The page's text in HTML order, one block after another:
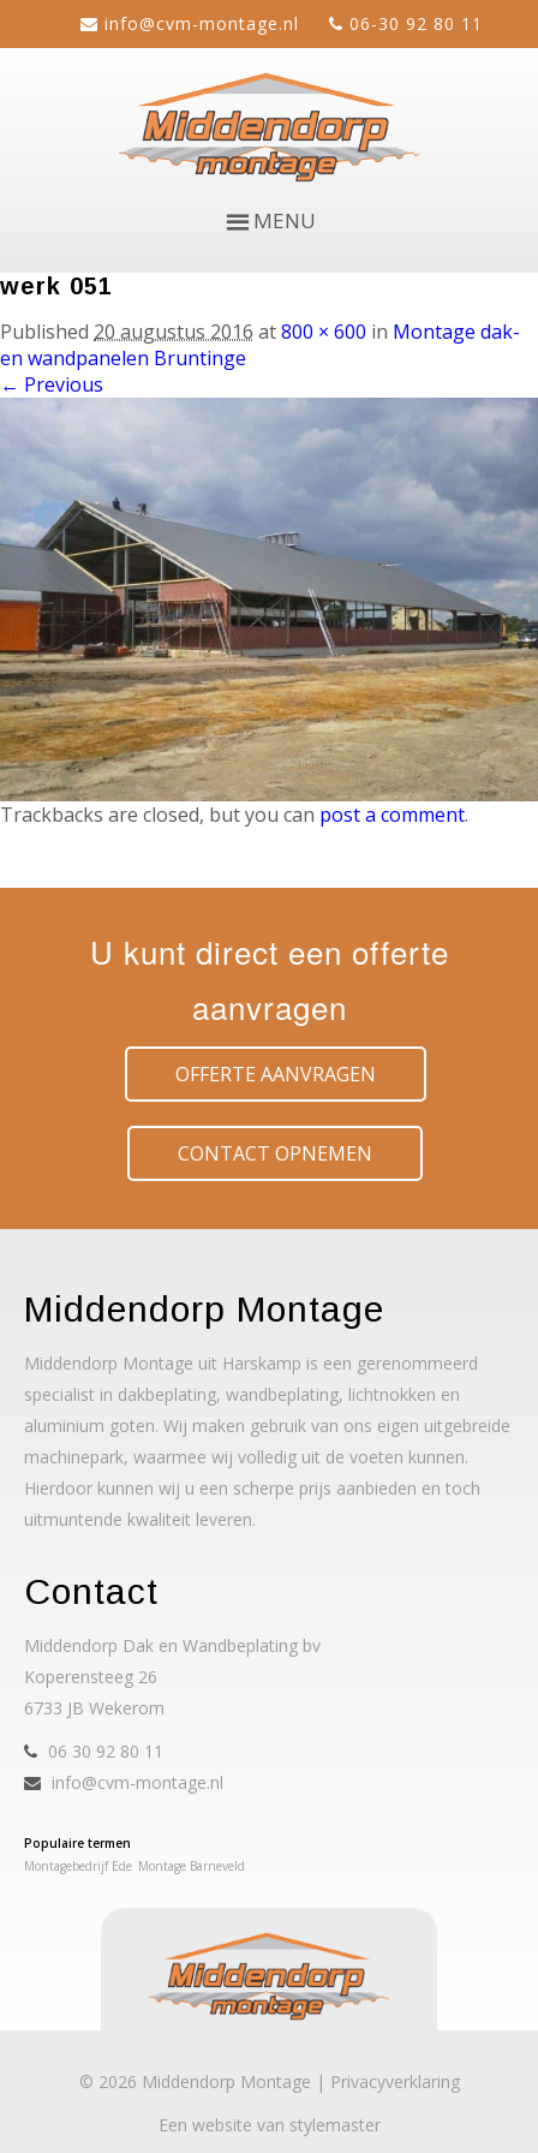
info@cvm-montage.nl 06-30 92 80 11
MENU
werk 051
Published 20 augustus 2016 at800 × 600 in Montage dak-
en wandpanelen Bruntinge
← Previous
Trackbacks are closed, but you can post a comment.
U kunt direct een offerte
aanvragen
OFFERTE AANVRAGEN
CONTACT OPNEMEN
Middendorp Montage
Middendorp Montage uit Harskamp is een gerenommeerd
specialist in dakbeplating, wandbeplating, lichtnokken en
aluminium goten. Wij maken gebruik van ons eigen uitgebreide
machinepark, waarmee wij volledig uit de voeten kunnen.
Hierdoor kunnen wij u een scherpe prijs aanbieden en toch
uitmuntende kwaliteit leveren.
Contact
Middendorp Dak en Wandbeplating bv
Koperensteeg 26
6733 JB Wekerom
06 30 92 80 11
info@cvm-montage.nl
Populaire termen
Montagebedrijf Ede Montage Barneveld
© 2026 Middendorp Montage | Privacyverklaring
Een website van stylemaster